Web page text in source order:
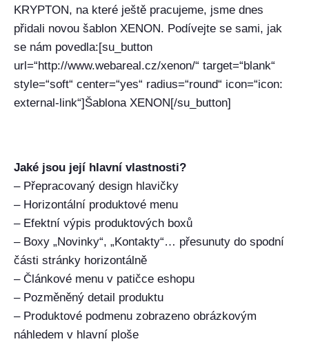
KRYPTON, na které ještě pracujeme, jsme dnes
přidali novou šablon XENON. Podívejte se sami, jak
se nám povedla:[su_button
url=“http://www.webareal.cz/xenon/“ target=“blank“
style=“soft“ center=“yes“ radius=“round“ icon=“icon:
external-link“]Šablona XENON[/su_button]
Jaké jsou její hlavní vlastnosti?
– Přepracovaný design hlavičky
– Horizontální produktové menu
– Efektní výpis produktových boxů
– Boxy „Novinky“, „Kontakty“… přesunuty do spodní
části stránky horizontálně
– Článkové menu v patičce eshopu
– Pozměněný detail produktu
– Produktové podmenu zobrazeno obrázkovým
náhledem v hlavní ploše